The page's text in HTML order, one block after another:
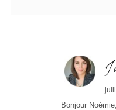
Bonjour Noémie,